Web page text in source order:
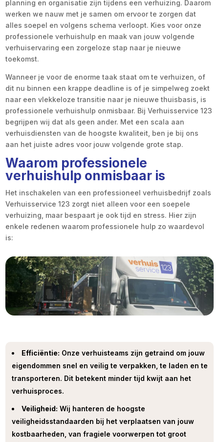
planning en organisatie zijn tijdens een verhuizing. Daarom
werken we nauw met je samen om ervoor te zorgen dat
alles soepel en volgens schema verloopt. Kies voor onze
professionele verhuishulp en maak van jouw volgende
verhuiservaring een zorgeloze stap naar je nieuwe
toekomst.
Wanneer je voor de enorme taak staat om te verhuizen, of
dit nu binnen een krappe deadline is of je simpelweg zoekt
naar een vlekkeloze transitie naar je nieuwe thuisbasis, is
professionele verhuishulp onmisbaar. Bij Verhuisservice 123
begrijpen wij dat als geen ander. Met een scala aan
verhuisdiensten van de hoogste kwaliteit, ben je bij ons
aan het juiste adres voor jouw volgende grote stap.
Waarom professionele
verhuishulp onmisbaar is
Het inschakelen van een professioneel verhuisbedrijf zoals
Verhuisservice 123 zorgt niet alleen voor een soepele
verhuizing, maar bespaart je ook tijd en stress. Hier zijn
enkele redenen waarom professionele hulp zo waardevol
is:
Efficiëntie: Onze verhuisteams zijn getraind om jouw
eigendommen snel en veilig te verpakken, te laden en te
transporteren. Dit betekent minder tijd kwijt aan het
verhuisproces.
Veiligheid: Wij hanteren de hoogste
veiligheidsstandaarden bij het verplaatsen van jouw
kostbaarheden, van fragiele voorwerpen tot groot